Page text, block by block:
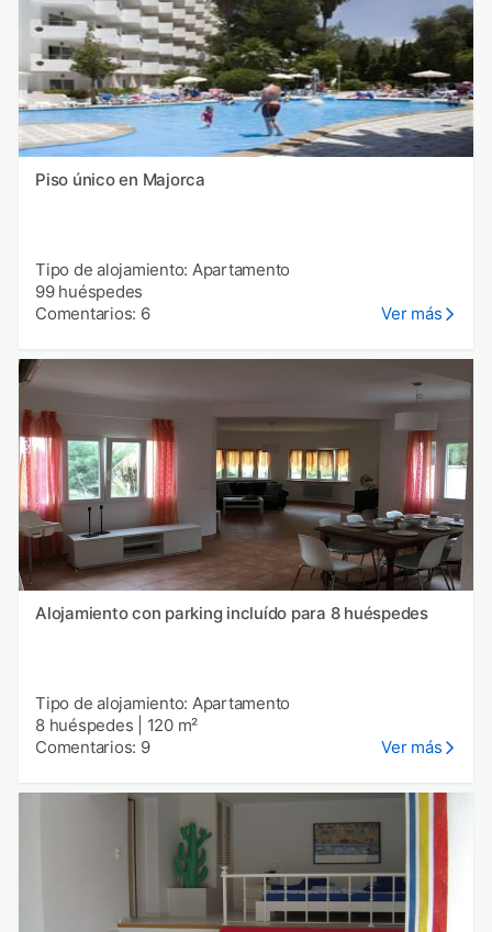
Piso único en Majorca
Tipo de alojamiento: Apartamento
99 huéspedes
Comentarios: 6
Ver más
Alojamiento con parking incluído para 8 huéspedes
Tipo de alojamiento: Apartamento
8 huéspedes
120 m²
Comentarios: 9
Ver más